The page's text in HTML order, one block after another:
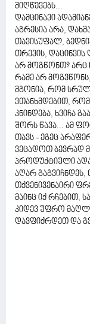
მიღწევებს...
დამცინავი
აგრესია არა,
თავისუფალ,
თრევის,
არ მოგწონთ? არც
რამე არ
მგონია, რომ
ვთანხმდებით,
კნინდება, ხვიჩა
შორს წავა... ამ
თავს - ეგეც
ვეცადოთ ბევრად
პროდუქტიული
აღარ გაგვიჩნდეს,
თქვენივენაირი
მაინც იქ რჩებით,
კიდევ უფრო
დავფიქრდეთ და